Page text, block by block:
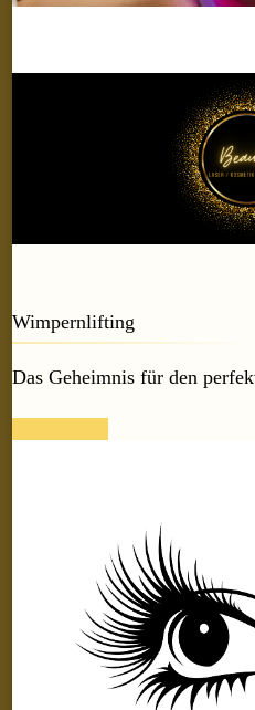
Wimpernlifting
Das Geheimnis für den